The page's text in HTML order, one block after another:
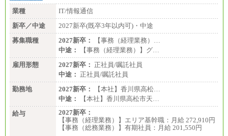
佐世保：時給1,035円～
沖縄 ：時給1,025円～1,350円
※給与は実務経験・職種・配属部署によって異なり
※交通費：月5万円まで
業種
IT/情報通信
新卒／中途
2027新卒(既卒3年以内可)・中途
募集職種
2027新卒：
【事務（経理業務）…
中途：
【事務（経理業務）】グ…
雇用形態
2027新卒： 正社員/嘱託社員
中途： 正社員/嘱託社員
勤務地
2027新卒：
【本社】香川県高松…
中途：
【本社】香川県高松市天…
給与
2027新卒：
【事務（経理業務）】エリア基幹職：月給 272,910円
【事務（総務業務）】有期社員：月給 201,550円